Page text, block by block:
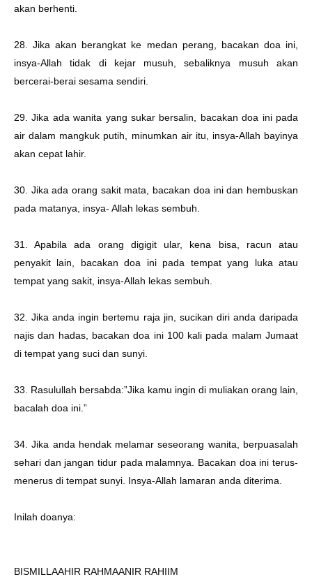
akan berhenti.
28. Jika akan berangkat ke medan perang, bacakan doa ini,
insya-Allah tidak di kejar musuh, sebaliknya musuh akan
bercerai-berai sesama sendiri.
29. Jika ada wanita yang sukar bersalin, bacakan doa ini pada
air dalam mangkuk putih, minumkan air itu, insya-Allah bayinya
akan cepat lahir.
30. Jika ada orang sakit mata, bacakan doa ini dan hembuskan
pada matanya, insya- Allah lekas sembuh.
31. Apabila ada orang digigit ular, kena bisa, racun atau
penyakit lain, bacakan doa ini pada tempat yang luka atau
tempat yang sakit, insya-Allah lekas sembuh.
32. Jika anda ingin bertemu raja jin, sucikan diri anda daripada
najis dan hadas, bacakan doa ini 100 kali pada malam Jumaat
di tempat yang suci dan sunyi.
33. Rasulullah bersabda:”Jika kamu ingin di muliakan orang lain,
bacalah doa ini.”
34. Jika anda hendak melamar seseorang wanita, berpuasalah
sehari dan jangan tidur pada malamnya. Bacakan doa ini terus-
menerus di tempat sunyi. Insya-Allah lamaran anda diterima.
Inilah doanya:
BISMILLAAHIR RAHMAANIR RAHIIM